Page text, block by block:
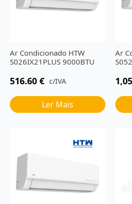
Ar Condicionado HTW
S026IX21PLUS 9000BTU
516.60 € c/IVA
Ler Mais
Ar